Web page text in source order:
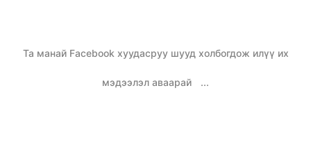
Та манай Facebook хуудасруу шууд холбогдож илүү их
мэдээлэл аваарай ...